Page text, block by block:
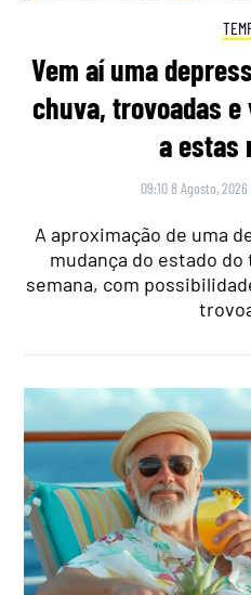
Vem aí uma
chuva, trovoadas
a estas
09:10 8 Agosto, 2026
A aproximação de uma
mudança do estado
semana, com